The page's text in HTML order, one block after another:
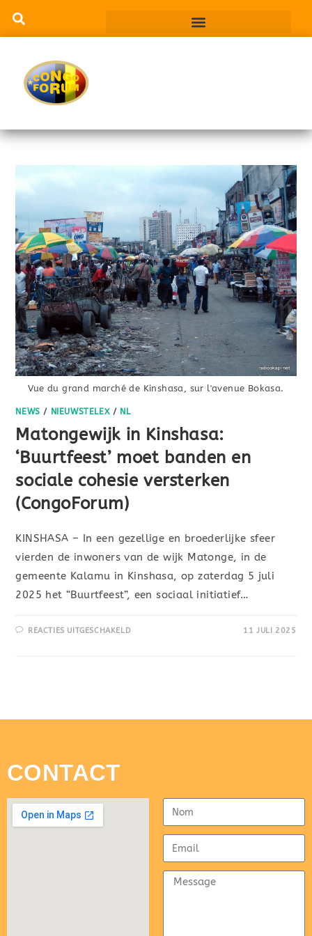
Vue du grand marché de Kinshasa, sur l'avenue Bokasa.
NEWS / NIEUWSTELEX/ NL
Matongewijk in Kinshasa:
‘Buurtfeest’ moet banden en
sociale cohesie versterken
(CongoForum)
KINSHASA – In een gezellige en broederlijke sfeer
vierden de inwoners van de wijk Matonge, in de
gemeente Kalamu in Kinshasa, op zaterdag 5 juli
2025 het “Buurtfeest”, een sociaal initiatief…
REACTIES UITGESCHAKELD 11 JULI 2025
CONTACT